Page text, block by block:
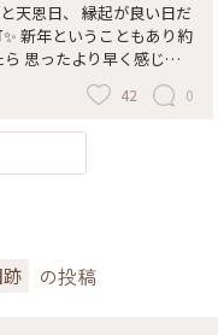
天恩日、 縁起が良い日だ
新年ということもあり約
思ったより早く感じま
いたので（1時間待ちと
小網神社 #一粒万倍日 #天
年新春 #ベストトリッ
42 0
の投稿